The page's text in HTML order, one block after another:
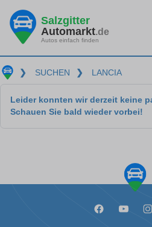
Salzgitter
Automarkt.de
Autos einfach finden
❯ SUCHEN ❯ LANCIA
Leider konnten wir derzeit keine
Schauen Sie bald wieder vorbei!